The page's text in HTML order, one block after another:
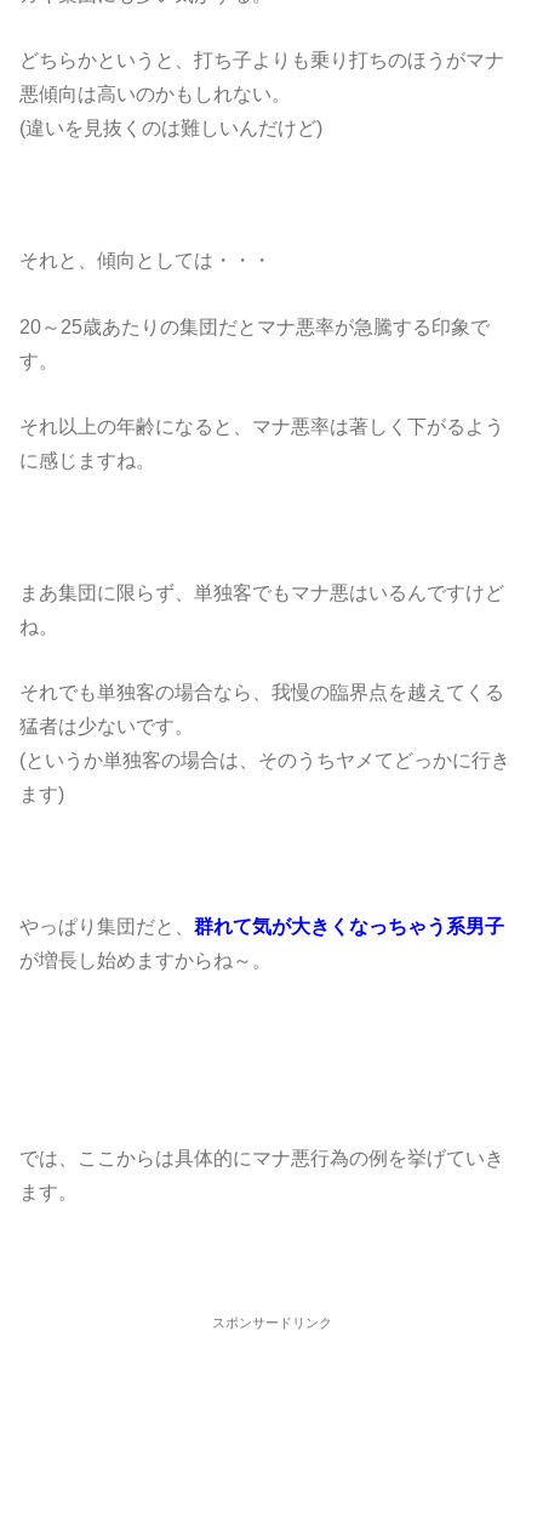
どちらかというと、打ち子よりも乗り打ちのほうがマナ
悪傾向は高いのかもしれない。
(違いを見抜くのは難しいんだけど)
それと、傾向としては・・・
20～25歳あたりの集団だとマナ悪率が急騰する印象で
す。
それ以上の年齢になると、マナ悪率は著しく下がるよう
に感じますね。
まあ集団に限らず、単独客でもマナ悪はいるんですけど
ね。
それでも単独客の場合なら、我慢の臨界点を越えてくる
猛者は少ないです。
(というか単独客の場合は、そのうちヤメてどっかに行き
ます)
やっぱり集団だと、群れて気が大きくなっちゃう系男子
が増長し始めますからね～。
では、ここからは具体的にマナ悪行為の例を挙げていき
ます。
スポンサードリンク